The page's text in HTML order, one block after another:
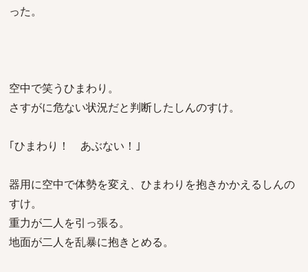
った。
空中で笑うひまわり。
さすがに危ない状況だと判断したしんのすけ。
｢ひまわり！ あぶない！｣
器用に空中で体勢を変え、ひまわりを抱きかかえるしんの
すけ。
重力が二人を引っ張る。
地面が二人を乱暴に抱きとめる。